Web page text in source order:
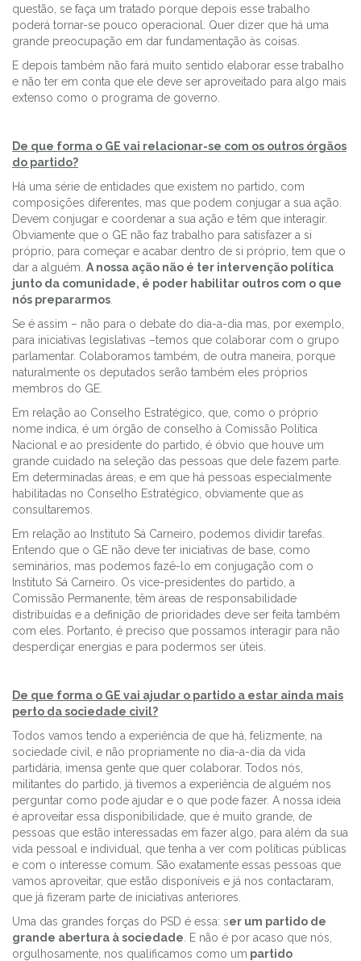
questão, se faça um tratado porque depois esse trabalho
poderá tornar-se pouco operacional. Quer dizer que há uma
grande preocupação em dar fundamentação às coisas.
E depois também não fará muito sentido elaborar esse trabalho
e não ter em conta que ele deve ser aproveitado para algo mais
extenso como o programa de governo.
De que forma o GE vai relacionar-se com os outros órgãos
do partido?
Há uma série de entidades que existem no partido, com
composições diferentes, mas que podem conjugar a sua ação.
Devem conjugar e coordenar a sua ação e têm que interagir.
Obviamente que o GE não faz trabalho para satisfazer a si
próprio, para começar e acabar dentro de si próprio, tem que o
dar a alguém. A nossa ação não é ter intervenção política
junto da comunidade, é poder habilitar outros com o que
nós prepararmos
Se é assim – não para o debate do dia-a-dia mas, por exemplo,
para iniciativas legislativas –temos que colaborar com o grupo
parlamentar. Colaboramos também, de outra maneira, porque
naturalmente os deputados serão também eles próprios
membros do GE.
Em relação ao Conselho Estratégico, que, como o próprio
nome indica, é um órgão de conselho à Comissão Política
Nacional e ao presidente do partido, é óbvio que houve um
grande cuidado na seleção das pessoas que dele fazem parte.
Em determinadas áreas, e em que há pessoas especialmente
habilitadas no Conselho Estratégico, obviamente que as
consultaremos.
Em relação ao Instituto Sá Carneiro, podemos dividir tarefas.
Entendo que o GE não deve ter iniciativas de base, como
seminários, mas podemos fazê-lo em conjugação com o
Instituto Sá Carneiro. Os vice-presidentes do partido, a
Comissão Permanente, têm áreas de responsabilidade
distribuídas e a definição de prioridades deve ser feita também
com eles. Portanto, é preciso que possamos interagir para não
desperdiçar energias e para podermos ser úteis.
De que forma o GE vai ajudar o partido a estar ainda mais
perto da sociedade civil?
Todos vamos tendo a experiência de que há, felizmente, na
sociedade civil, e não propriamente no dia-a-dia da vida
partidária, imensa gente que quer colaborar. Todos nós,
militantes do partido, já tivemos a experiência de alguém nos
perguntar como pode ajudar e o que pode fazer. A nossa ideia
é aproveitar essa disponibilidade, que é muito grande, de
pessoas que estão interessadas em fazer algo, para além da sua
vida pessoal e individual, que tenha a ver com políticas públicas
e com o interesse comum. São exatamente essas pessoas que
vamos aproveitar, que estão disponíveis e já nos contactaram,
que já fizeram parte de iniciativas anteriores.
Uma das grandes forças do PSD é essa: ser um partido de
grande abertura à sociedade . E não é por acaso que nós,
orgulhosamente, nos qualificamos como um partido